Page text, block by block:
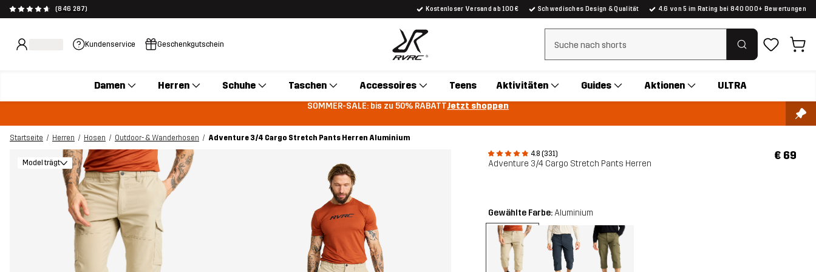
(846 287) Kostenloser Versand ab 100 € Schwedisches Design & Qualität 4.6 von 5 im Rating bei 840 000+ Bewertungen
Kundenservice Geschenkgutschein Suchfilter löschen
Damen Herren Schuhe Taschen Accessoires Teens Aktivitäten Guides Aktionen ULTRA
SOMMER-SALE: bis zu 50% RABATTJetzt shoppen
Startseite Herren Hosen Outdoor- & Wanderhosen
Adventure 3/4 Cargo Stretch Pants Herren Aluminium
4.8 (331)
Adventure 3/4 Cargo Stretch Pants Herren
€ 69
Model trägt
Gewählte Farbe: Aluminium